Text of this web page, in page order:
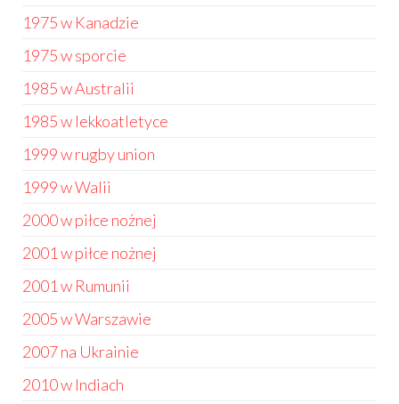
1975 w Kanadzie
1975 w sporcie
1985 w Australii
1985 w lekkoatletyce
1999 w rugby union
1999 w Walii
2000 w piłce nożnej
2001 w piłce nożnej
2001 w Rumunii
2005 w Warszawie
2007 na Ukrainie
2010 w Indiach